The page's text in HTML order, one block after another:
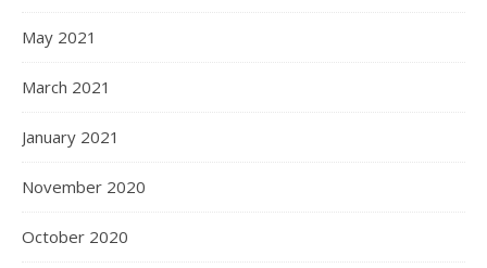
May 2021
March 2021
January 2021
November 2020
October 2020